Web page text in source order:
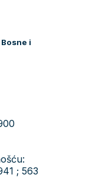
i
; 563